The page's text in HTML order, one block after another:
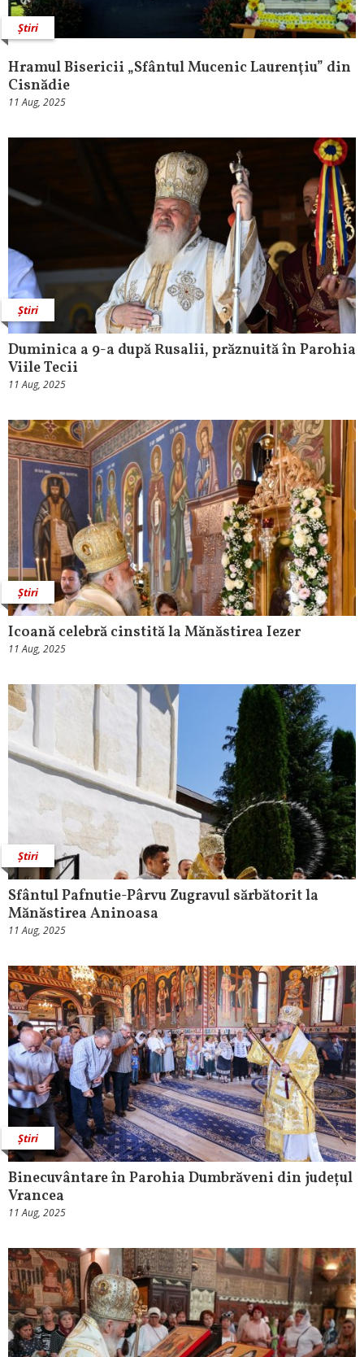
Știri
Hramul Bisericii „Sfântul Mucenic Laurenţiu” din
Cisnădie
11 Aug, 2025
Știri
Duminica a 9-a după Rusalii, prăznuită în Parohia
Viile Tecii
11 Aug, 2025
Știri
Icoană celebră cinstită la Mănăstirea Iezer
11 Aug, 2025
Știri
Sfântul Pafnutie-Pârvu Zugravul sărbătorit la
Mănăstirea Aninoasa
11 Aug, 2025
Știri
Binecuvântare în Parohia Dumbrăveni din județul
Vrancea
11 Aug, 2025